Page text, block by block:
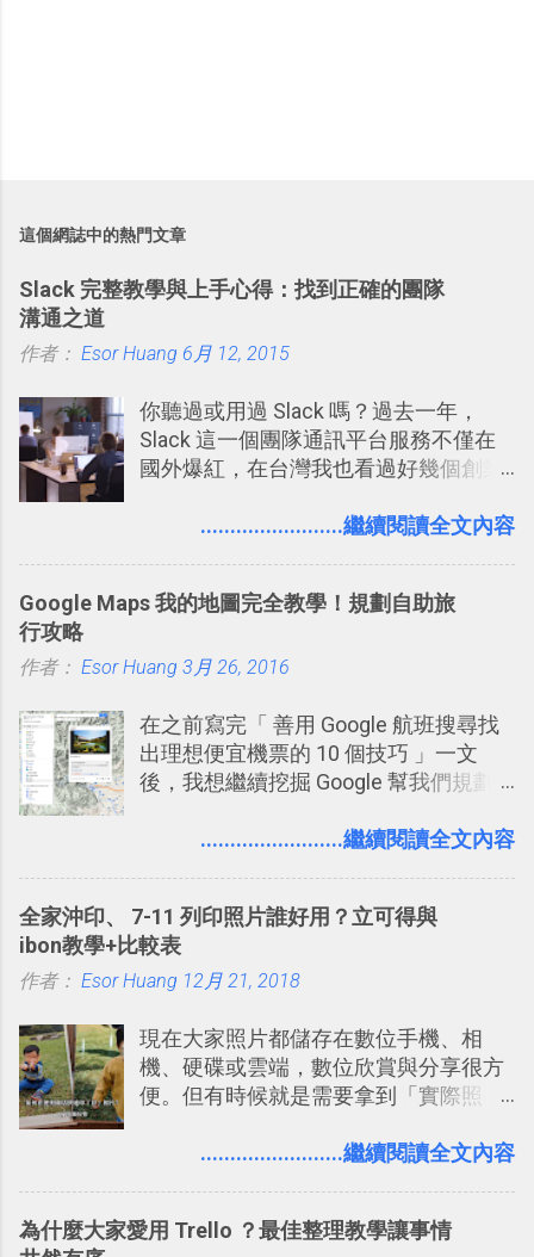
這個網誌中的熱門文章
Slack 完整教學與上手心得：找到正確的團隊
溝通之道
作者： Esor Huang 6月 12, 2015
你聽過或用過 Slack 嗎？過去一年，
Slack 這一個團隊通訊平台服務不僅在
國外爆紅，在台灣我也看過好幾個創業
理，到底 Slack 有什麼魅力？它是不是
有機會在一個專案合作中使用了 Slack
點： 1. 「 很有趣 」： Slack 裡擁有跟
聊天打屁、傳送有趣影音圖文的功能。
2. 「 有效率 」：但是 Slack 的頻道、群
組機制讓茶水間的聊天，不會干擾工作
事可以從聊天中記錄重點。 3. 「 有彈性
的軟體則讓同事可以在任何地方和公司
保持聯繫。 如果你需要中文版的同類平
台，可以參考： JANDI 高效率團隊通訊
戶 。 2017/3 新增 ： Sortd for Slack：
改造 Slack 討論串介面變成專案任務排
程看板
........................繼續閱讀全文內容
Google Maps 我的地圖完全教學！規劃自助旅
行攻略
作者： Esor Huang 3月 26, 2016
在之前寫完「 善用 Google 航班搜尋找
出理想便宜機票的 10 個技巧 」一文
後，我想繼續挖掘 Google 幫我們規劃
入的來聊聊 Google 的「我的地圖」服
線，對商務需求來說可以打造出一張一
張資料地圖（例如我之前在製作一本新
書時建立的「 台灣推薦空拍地點地圖
規劃自助旅行路線！ Google 「我的地
圖」在規劃自助旅行路線時可以解決許
多問題： 國外地點名稱地址常常難懂，
稱。 在規劃路線之外，自訂地圖還能補
時帶來好心情，二方面事後就是最好的
........................繼續閱讀全文內容
全家沖印、 7-11 列印照片誰好用？立可得與
ibon教學+比較表
作者： Esor Huang 12月 21, 2018
現在大家照片都儲存在數位手機、相
機、硬碟或雲端，數位欣賞與分享很方
便。但有時候就是需要拿到「實際照
要製作家庭相框 用照片來當小禮物 把照
片？而且最好能不花時間、立即拿到、
........................繼續閱讀全文內容
為什麼大家愛用 Trello ？最佳整理教學讓事情